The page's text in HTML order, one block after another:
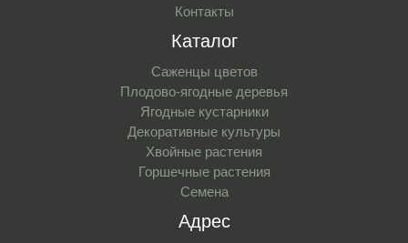
Контакты
Каталог
Саженцы цветов
Плодово-ягодные деревья
Ягодные кустарники
Декоративные культуры
Хвойные растения
Горшечные растения
Семена
Адрес